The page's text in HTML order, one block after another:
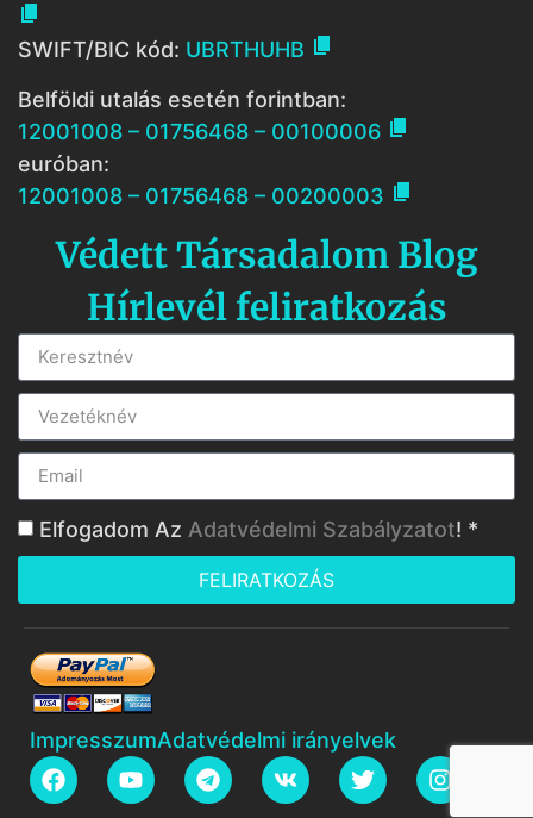

SWIFT/BIC kód: UBRTHUHB 
Belföldi utalás esetén forintban:
12001008 – 01756468 – 00100006 
euróban:
12001008 – 01756468 – 00200003 
Védett Társadalom Blog
Hírlevél feliratkozás
Elfogadom Az Adatvédelmi Szabályzatot! *
FELIRATKOZÁS
ImpresszumAdatvédelmi irányelvek